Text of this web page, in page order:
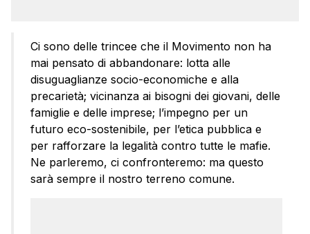
Ci sono delle trincee che il Movimento non ha
mai pensato di abbandonare: lotta alle
disuguaglianze socio-economiche e alla
precarietà; vicinanza ai bisogni dei giovani, delle
famiglie e delle imprese; l’impegno per un
futuro eco-sostenibile, per l’etica pubblica e
per rafforzare la legalità contro tutte le mafie.
Ne parleremo, ci confronteremo: ma questo
sarà sempre il nostro terreno comune.